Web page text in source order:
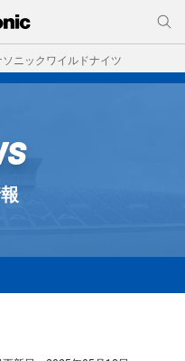
ニックワイルドナイツ